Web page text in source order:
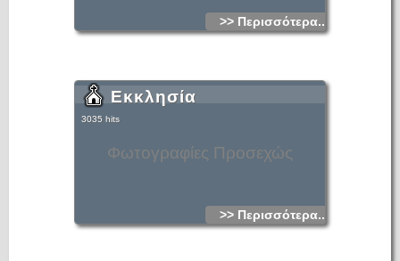
>> Περισσότερα...
Φωτογραφίες Προσεχώς
Εκκλησία
3035 hits
>> Περισσότερα...